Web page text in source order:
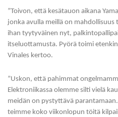
”Toivon, että kesätauon aikana
jonka avulla meillä on mahdollisuus
ihan tyytyväinen nyt,
itseluottamusta. Pyörä toimi
Vinales kertoo.
”Uskon, että pahimmat
Elektroniikassa olemme silti vielä
meidän on pystyttävä
teimme koko viikonlopun töitä